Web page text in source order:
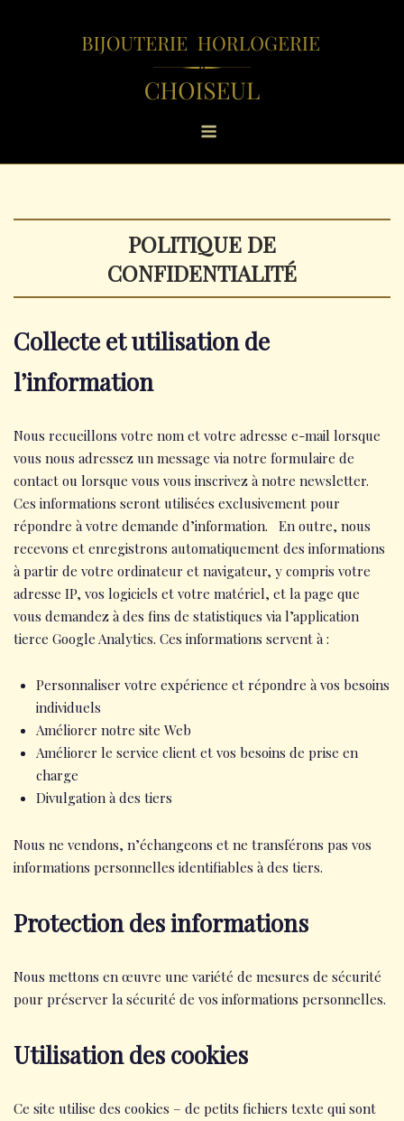
POLITIQUE DE
CONFIDENTIALITÉ
Collecte et utilisation de
l’information
Nous recueillons votre nom et votre adresse e-mail lorsque
vous nous adressez un message via notre formulaire de
contact ou lorsque vous vous inscrivez à notre newsletter.
Ces informations seront utilisées exclusivement pour
répondre à votre demande d’information. En outre, nous
recevons et enregistrons automatiquement des informations
à partir de votre ordinateur et navigateur, y compris votre
adresse IP, vos logiciels et votre matériel, et la page que
vous demandez à des fins de statistiques via l’application
tierce Google Analytics. Ces informations servent à :
Personnaliser votre expérience et répondre à vos besoins
individuels
Améliorer notre site Web
Améliorer le service client et vos besoins de prise en
charge
Divulgation à des tiers
Nous ne vendons, n’échangeons et ne transférons pas vos
informations personnelles identifiables à des tiers.
Protection des informations
Nous mettons en œuvre une variété de mesures de sécurité
pour préserver la sécurité de vos informations personnelles.
Utilisation des cookies
Ce site utilise des cookies – de petits fichiers texte qui sont